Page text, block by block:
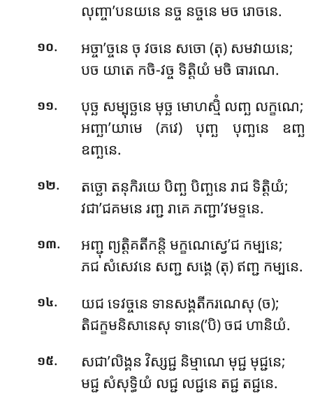
លុញ្ចា’បនយនេ នច្ច នច្ចនេ មច រោចនេ.
១០.
អច្ចា’ច្ចនេ ចុ វចនេ សចោ (តុ) សមវាយនេ;
បច យាតេ កចិ-វច្ច ទិត្តិយំ មចិ ធារណេ.
១១.
បុច្ឆ សម្បុច្ឆនេ មុច្ឆ មោហស្មិំ លញ្ឆ លក្ខណេ;
អញ្ឆា’យាមេ (ភវេ) បុញ្ឆ បុញ្ឆនេ ឧញ្ឆ
ឧញ្ឆនេ.
១២.
តច្ឆោ តនុកិរយេ បិញ្ឆ បិញ្ឆនេ រាជ ទិត្តិយំ;
វជា’ជគមនេ រញ្ជ រាគេ ភញ្ជា’វមទ្ទនេ.
១៣.
អញ្ជុ ព្យត្តិគតីកន្តិ មក្ខណេស្វេ’ជ កម្បនេ;
ភជ សំសេវនេ សញ្ជ សង្គេ (តុ) ឥញ្ជ កម្បនេ.
១៤.
យជ ទេវច្ចនេ ទានសង្គតីករណេសុ (ច);
តិជក្ខមនិសានេសុ ទានេ(’បិ) ចជ ហានិយំ.
១៥.
សជា’លិង្គន វិស្សជ្ជ និម្មាណេ មុជ្ជ មុជ្ជនេ;
មជ្ជ សំសុទ្ធិយំ លជ្ជ លជ្ជនេ តជ្ជ តជ្ជនេ.